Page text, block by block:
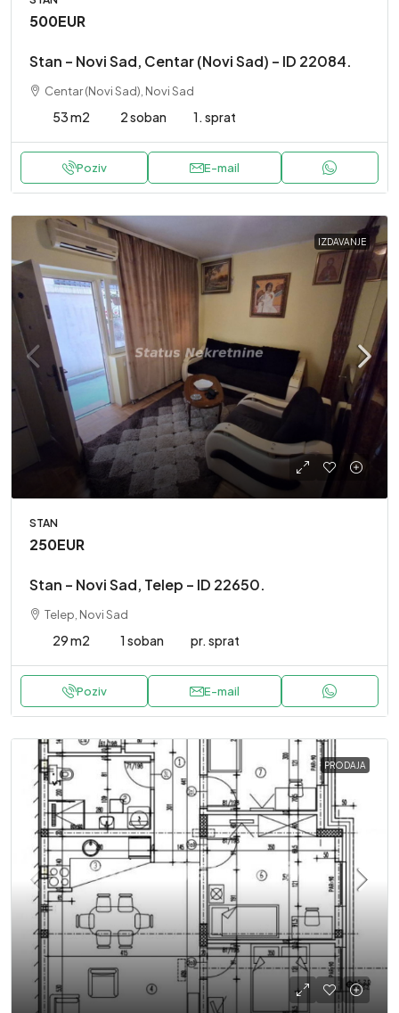
500EUR
Stan – Novi Sad, Centar (Novi Sad) – ID 22084.
Centar (Novi Sad), Novi Sad
53 m2 2 soban 1. sprat
Poziv E-mail
IZDAVANJE
STAN
250EUR
Stan – Novi Sad, Telep – ID 22650.
Telep, Novi Sad
29 m2 1 soban pr. sprat
Poziv E-mail
PRODAJA